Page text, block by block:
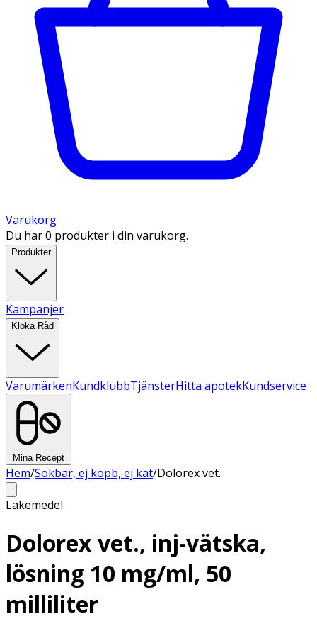
Varukorg
Du har 0 produkter i din varukorg.
Produkter
Kampanjer
Kloka Råd
VarumärkenKundklubbTjänsterHitta apotekKundservice
Mina Recept
Hem/Sökbar, ej köpb, ej kat/Dolorex vet.
Läkemedel
Dolorex vet., inj-vätska,
lösning 10 mg/ml, 50
milliliter